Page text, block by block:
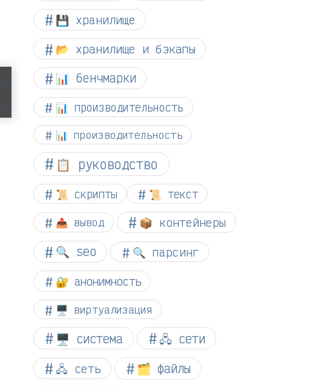
💾 хранилище
📂 хранилище и бэкапы
📊 бенчмарки
📊 производительность
📊 производительность
📋 руководство
📜 скрипты 📜 текст
📤 вывод 📦 контейнеры
🔍 seo 🔍 парсинг
🔐 анонимность
🖥️ виртуализация
🖥️ система 🖧 сети
🖧 сеть 🗂️ файлы